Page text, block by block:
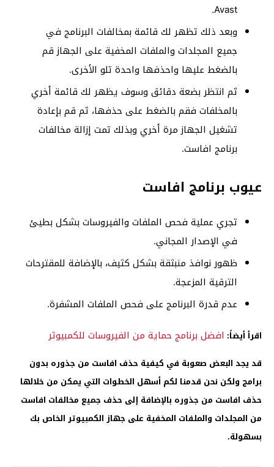
Avast.
وبعد ذلك تظهر لك قائمة بمخالفات البرنامج في
جميع المجلدات والملفات المخفية على الجهاز قم
بالضغط عليها واحذفها واحدة تلو الأخرى.
ثم انتظر بضعة دقائق وسوف يظهر لك قائمة أخري
بالمخلفات فقم بالضغط على حذفها، ثم قم بإعادة
تشغيل الجهاز مرة أخري وبذلك تمت إزالة مخالفات
برنامج افاست.
عيوب برنامج افاست
تجري عملية فحص الملفات والفيروسات بشكل بطيئ
في الإصدار المجاني.
ظهور نوافذ منبثقة بشكل كثيف، بالإضافة للمقترحات
الترقية المزعجة.
عدم قدرة البرنامج على فحص الملفات المشفرة.
اقرأ أيضاً: افضل برنامج حماية من الفيروسات للكمبيوتر
قد يجد البعض صعوبة في كيفية حذف افاست من جذوره بدون
برامج ولكن نحن قدمنا لكم أسهل الخطوات التي يمكن من خلالها
حذف افاست من جذوره بالإضافة إلى حذف جميع مخالفات افاست
من المجلدات والملفات المخفية على جهاز الكمبيوتر الخاص بك
بسهولة.